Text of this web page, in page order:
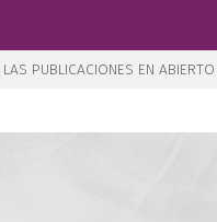
PUBLICACIONES EN ABIERTO |